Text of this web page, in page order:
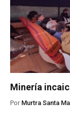
Minería
Por Murtra Santa